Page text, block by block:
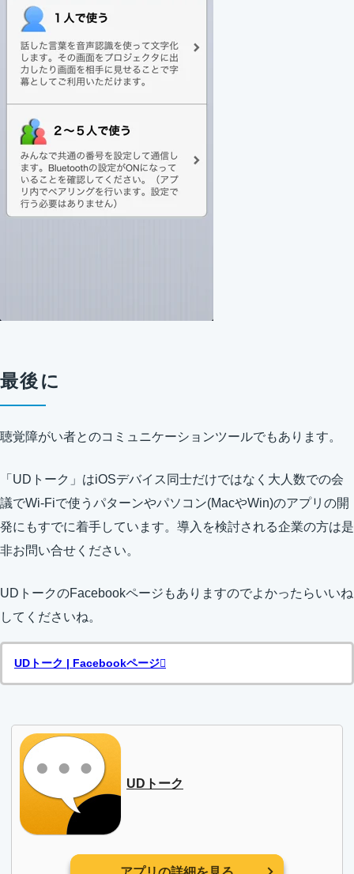
最後に
聴覚障がい者とのコミュニケーションツールでもあります。
「UDトーク」はiOSデバイス同士だけではなく大人数での会
議でWi-Fiで使うパターンやパソコン(MacやWin)のアプリの開
発にもすでに着手しています。導入を検討される企業の方は是
非お問い合せください。
UDトークのFacebookページもありますのでよかったらいいね
してくださいね。
UDトーク | Facebookページ
UDトーク